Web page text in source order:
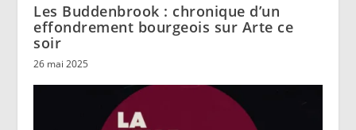
Les Buddenbrook : chronique d’un
effondrement bourgeois sur Arte ce
soir
26 mai 2025